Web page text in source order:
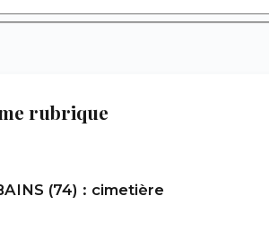
rubrique
(74) : cimetière